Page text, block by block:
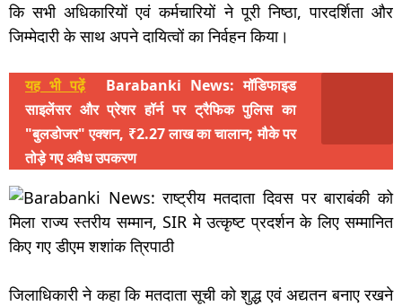
कि सभी अधिकारियों एवं कर्मचारियों ने पूरी निष्ठा, पारदर्शिता और
जिम्मेदारी के साथ अपने दायित्वों का निर्वहन किया।
यह भी पढ़ें
Barabanki News: मॉडिफाइड
साइलेंसर और प्रेशर हॉर्न पर ट्रैफिक पुलिस का
"बुलडोजर" एक्शन, ₹2.27 लाख का चालान; मौके पर
तोड़े गए अवैध उपकरण
जिलाधिकारी ने कहा कि मतदाता सूची को शुद्ध एवं अद्यतन बनाए रखने